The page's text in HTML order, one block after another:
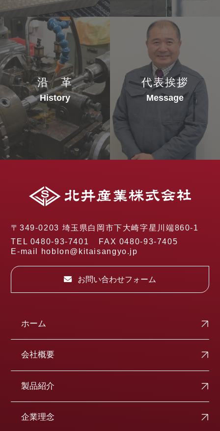
沿 革
History
代表挨拶
Message
〒349-0203 埼玉県白岡市下大崎字星川端860-1
TEL 0480-93-7401
FAX 0480-93-7405
E-mail hoblon@kitaisangyo.jp
お問い合わせフォーム
ホーム
会社概要
製品紹介
企業理念